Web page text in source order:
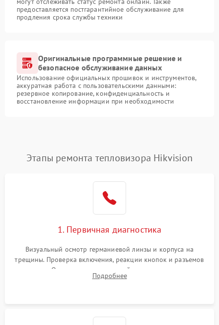
предоставляется постгарантийное обслуживание для
продления срока службы техники
Оригинальные программные решение и
безопасное обслуживание данных
Использование официальных прошивок и инструментов,
аккуратная работа с пользовательскими данными:
резервное копирование, конфиденциальность и
восстановление информации при необходимости
Этапы ремонта тепловизора Hikvision
1. Первичная диагностика
Визуальный осмотр германиевой линзы и корпуса на
трещины. Проверка включения, реакции кнопок и разъемов
зарядки. Оценка вывода тепловой сигнатуры на экран,
проверка базовых функций и считывание системных
Подробнее